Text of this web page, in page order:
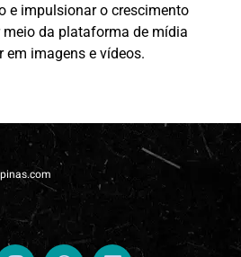
e impulsionar o crescimento
da plataforma de mídia
em imagens e vídeos.